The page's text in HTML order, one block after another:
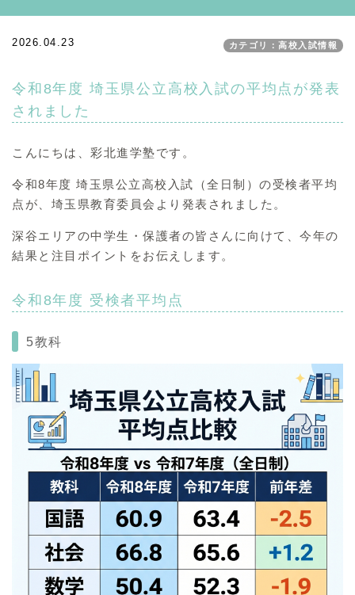
2026.04.23 カテゴリ：高校入試情報
令和8年度 埼玉県公立高校入試の平均点が発表
されました
こんにちは、彩北進学塾です。
令和8年度 埼玉県公立高校入試（全日制）の受検者平均
点が、埼玉県教育委員会より発表されました。
深谷エリアの中学生・保護者の皆さんに向けて、今年の
結果と注目ポイントをお伝えします。
令和8年度 受検者平均点
5教科